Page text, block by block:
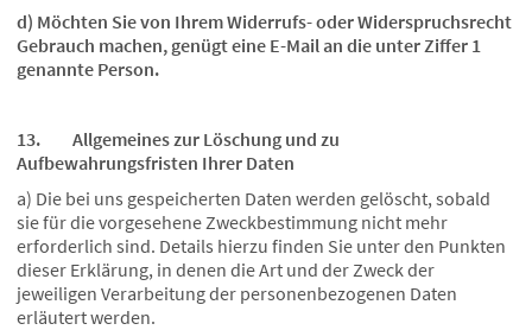
d) Möchten Sie von Ihrem Widerrufs- oder Widerspruchsrecht
Gebrauch machen, genügt eine E-Mail an die unter Ziffer 1
genannte Person.
13. Allgemeines zur Löschung und zu
Aufbewahrungsfristen Ihrer Daten
a) Die bei uns gespeicherten Daten werden gelöscht, sobald
sie für die vorgesehene Zweckbestimmung nicht mehr
erforderlich sind. Details hierzu finden Sie unter den Punkten
dieser Erklärung, in denen die Art und der Zweck der
jeweiligen Verarbeitung der personenbezogenen Daten
erläutert werden.